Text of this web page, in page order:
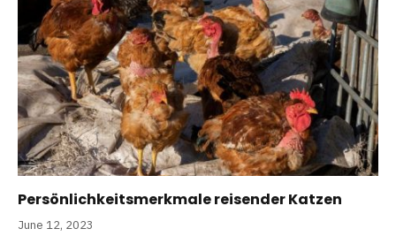
Persönlichkeitsmerkmale reisender Katzen
June 12, 2023